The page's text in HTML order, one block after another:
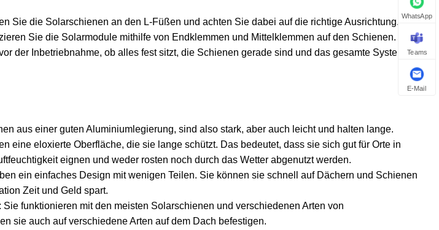
Sie die Solarschienen an den L-Füßen und achten Sie dabei auf die richtige Ausrichtung.
Sie die Solarmodule mithilfe von Endklemmen und Mittelklemmen auf den Schienen.
der Inbetriebnahme, ob alles fest sitzt, die Schienen gerade sind und das gesamte System
aus einer guten Aluminiumlegierung, sind also stark, aber auch leicht und halten lange.
eine eloxierte Oberfläche, die sie lange schützt. Das bedeutet, dass sie sich gut für Orte in
eignen und weder rosten noch durch das Wetter abgenutzt werden.
ein einfaches Design mit wenigen Teilen. Sie können sie schnell auf Dächern und Schienen
Zeit und Geld spart.
funktionieren mit den meisten Solarschienen und verschiedenen Arten von
sie auch auf verschiedene Arten auf dem Dach befestigen.
WhatsApp
Teams
E-Mail